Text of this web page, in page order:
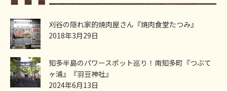
刈谷の隠れ家的焼肉屋さん『焼肉食堂たつみ』
2018年3月29日
知多半島のパワースポット巡り！南知多町『つぶて
ヶ浦』『羽豆神社』
2024年6月13日